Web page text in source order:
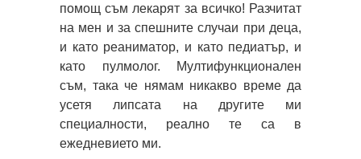
помощ съм лекарят за всичко! Разчитат
на мен и за спешните случаи при деца,
и като реаниматор, и като педиатър, и
като пулмолог. Мултифункционален
съм, така че нямам никакво време да
усетя липсата на другите ми
специалности, реално те са в
ежедневието ми.